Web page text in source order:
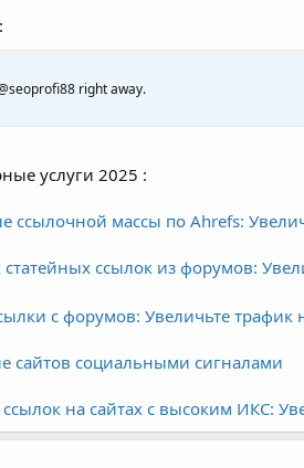
right away.
услуги 2025 :
ссылочной массы по Ahrefs:
ссылок из форумов:
с форумов: Увеличьте трафик
сайтов социальными сигналами
на сайтах с высоким ИКС: